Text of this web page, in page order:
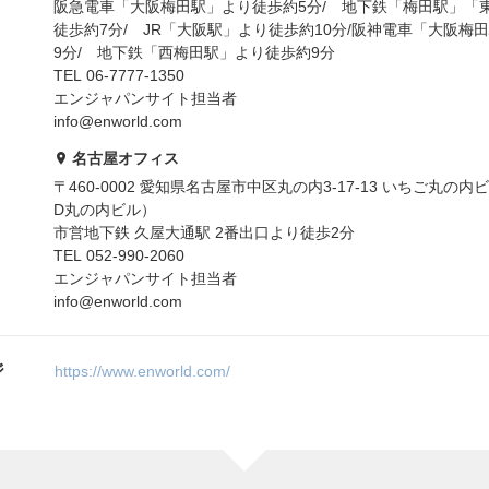
阪急電車「大阪梅田駅」より徒歩約5分/ 地下鉄「梅田駅」「
徒歩約7分/ JR「大阪駅」より徒歩約10分/阪神電車「大阪梅
9分/ 地下鉄「西梅田駅」より徒歩約9分
TEL 06-7777-1350
エンジャパンサイト担当者
info@enworld.com
名古屋オフィス
〒460-0002 愛知県名古屋市中区丸の内3-17-13 いちご丸の内
D丸の内ビル）
市営地下鉄 久屋大通駅 2番出口より徒歩2分
TEL 052-990-2060
エンジャパンサイト担当者
info@enworld.com
https://www.enworld.com/